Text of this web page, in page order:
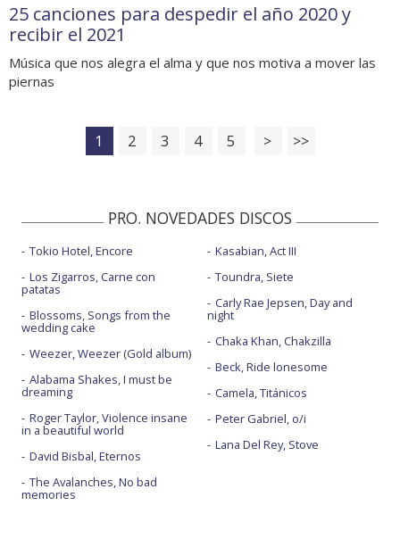
25 canciones para despedir el año 2020 y
recibir el 2021
Música que nos alegra el alma y que nos motiva a mover las
piernas
1 2 3 4 5 > >>
PRO. NOVEDADES DISCOS
Tokio Hotel, Encore
Los Zigarros, Carne con
patatas
Blossoms, Songs from the
wedding cake
Weezer, Weezer (Gold album)
Alabama Shakes, I must be
dreaming
Roger Taylor, Violence insane
in a beautiful world
David Bisbal, Eternos
The Avalanches, No bad
memories
Kasabian, Act III
Toundra, Siete
Carly Rae Jepsen, Day and
night
Chaka Khan, Chakzilla
Beck, Ride lonesome
Camela, Titánicos
Peter Gabriel, o/i
Lana Del Rey, Stove